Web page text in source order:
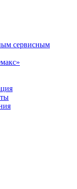
сервисным